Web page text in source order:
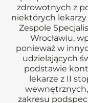
zdrowotnych z
niektórych
Zespole
Wrocławiu,
ponieważ w
udzielających
podstawie
lekarze z II
zakresu